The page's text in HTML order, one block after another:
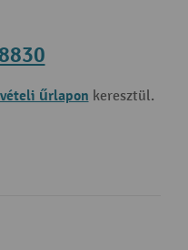
űrlapon keresztül.